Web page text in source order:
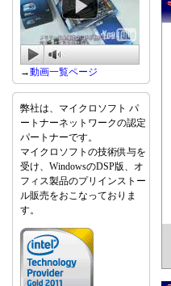
→動画一覧ページ
弊社は、マイクロソフト パ
ートナーネットワークの認定
パートナーです。
マイクロソフトの技術供与を
受け、WindowsのDSP版、オ
フィス製品のプリインストー
ル販売をおこなっておりま
す。